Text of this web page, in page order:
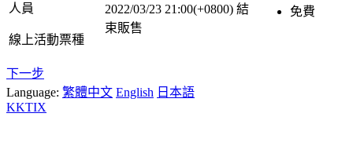
人員
線上活動票種
2022/03/23 21:00(+0800) 結
束販售
免費
下一步
Language: 繁體中文 English 日本語
KKTIX